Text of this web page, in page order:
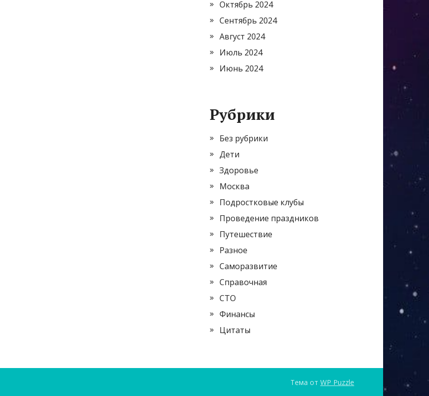
Октябрь 2024
Сентябрь 2024
Август 2024
Июль 2024
Июнь 2024
Рубрики
Без рубрики
Дети
Здоровье
Москва
Подростковые клубы
Проведение праздников
Путешествие
Разное
Саморазвитие
Справочная
СТО
Финансы
Цитаты
Тема от WP Puzzle